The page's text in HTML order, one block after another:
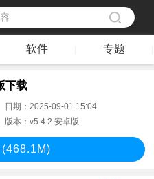
软件 专题
下载
日期：2025-09-01 15:04
版本：v5.4.2 安卓版
(468.1M)